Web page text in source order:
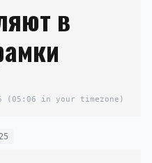
в
(05:06 in your timezone)